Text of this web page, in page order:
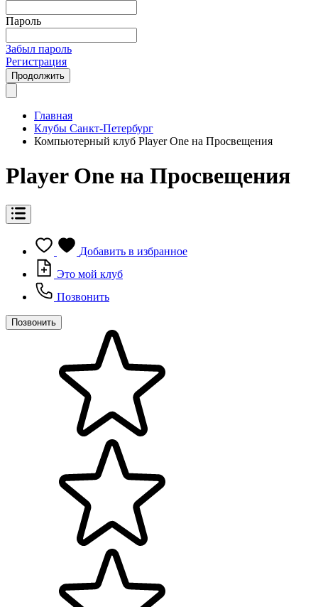
Пароль
Забыл пароль
Регистрация
Продолжить
Главная
Клубы Санкт-Петербург
Компьютерный клуб Player One на Просвещения
Player One на Просвещения
Добавить в избранное
Это мой клуб
Позвонить
Позвонить